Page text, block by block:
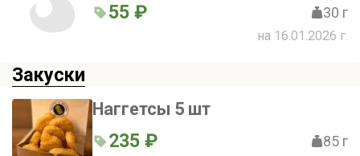
55 ₽ 30 г
на 16.01.2026 г.
Закуски
Наггетсы 5 шт
235 ₽ 85 г